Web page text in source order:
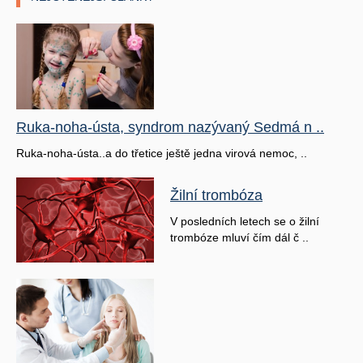
Ruka-noha-ústa, syndrom nazývaný Sedmá n ..
Ruka-noha-ústa..a do třetice ještě jedna virová nemoc, ..
Žilní trombóza
V posledních letech se o žilní
trombóze mluví čím dál č ..